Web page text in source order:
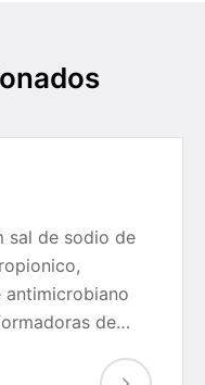
sal de sodio de
de…